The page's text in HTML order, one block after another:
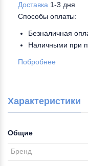
Доставка 1-3 дня
Способы оплаты:
Безналичная
Наличными при
Побробнее
Характеристики
Общие
Бренд